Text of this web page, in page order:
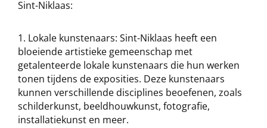
Sint-Niklaas:
Lokale kunstenaars: Sint-Niklaas heeft een
bloeiende artistieke gemeenschap met
getalenteerde lokale kunstenaars die hun werken
tonen tijdens de exposities. Deze kunstenaars
kunnen verschillende disciplines beoefenen, zoals
schilderkunst, beeldhouwkunst, fotografie,
installatiekunst en meer.